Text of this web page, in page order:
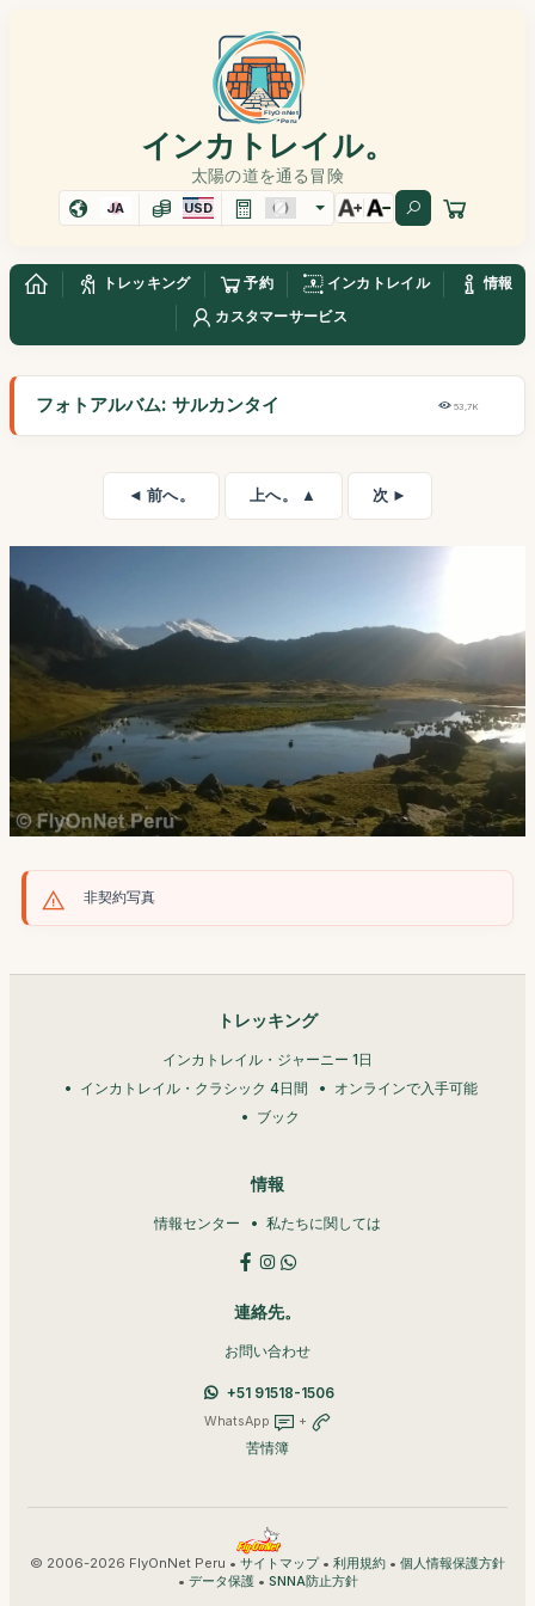
インカトレイル。
太陽の道を通る冒険
JA USD
トレッキング 予約 インカトレイル
情報
カスタマーサービス
フォトアルバム: サルカンタイ 53,7K
◄ 前へ。 上へ。 ▲ 次 ►
非契約写真
トレッキング
インカトレイル・ジャーニー 1日
インカトレイル・クラシック 4日間
オンラインで入手可能
ブック
情報
情報センター 私たちに関しては
連絡先。
お問い合わせ
+51 91518-1506
WhatsApp +
苦情簿
© 2006-2026 FlyOnNet Peru • サイトマップ• 利用規約 • 個人情報保護方針
• データ保護• SNNA防止方針